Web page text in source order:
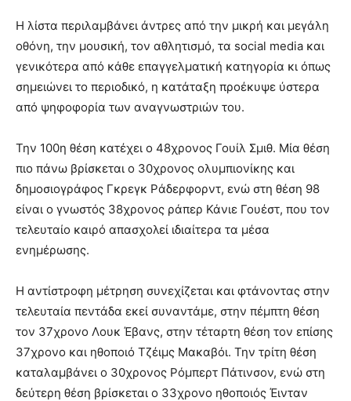
Η λίστα περιλαμβάνει άντρες από την μικρή και μεγάλη
οθόνη, την μουσική, τον αθλητισμό, τα social media και
γενικότερα από κάθε επαγγελματική κατηγορία κι όπως
σημειώνει το περιοδικό, η κατάταξη προέκυψε ύστερα
από ψηφοφορία των αναγνωστριών του.
Την 100η θέση κατέχει ο 48χρονος Γουίλ Σμιθ. Μία θέση
πιο πάνω βρίσκεται ο 30χρονος ολυμπιονίκης και
δημοσιογράφος Γκρεγκ Ράδερφορντ, ενώ στη θέση 98
είναι ο γνωστός 38χρονος ράπερ Κάνιε Γουέστ, που τον
τελευταίο καιρό απασχολεί ιδιαίτερα τα μέσα
ενημέρωσης.
Η αντίστροφη μέτρηση συνεχίζεται και φτάνοντας στην
τελευταία πεντάδα εκεί συναντάμε, στην πέμπτη θέση
τον 37χρονο Λουκ Έβανς, στην τέταρτη θέση τον επίσης
37χρονο και ηθοποιό Τζέιμς Μακαβόι. Την τρίτη θέση
καταλαμβάνει ο 30χρονος Ρόμπερτ Πάτινσον, ενώ στη
δεύτερη θέση βρίσκεται ο 33χρονο ηθοποιός Έινταν